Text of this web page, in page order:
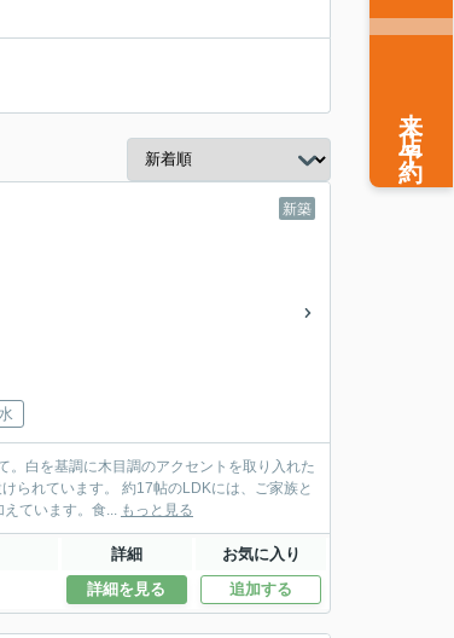
新築
。白を基調に木目調のアクセントを取り入れた
LDKには、ご家族と
ています。食... もっと見る
詳細 お気に入り
詳細を見る 追加する
来店予約